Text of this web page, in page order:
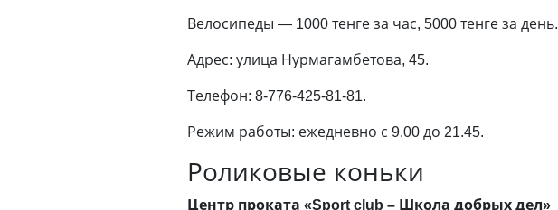
Велосипеды — 1000 тенге за час, 5000 тенге за день.
Адрес: улица Нурмагамбетова, 45.
Телефон: 8-776-425-81-81.
Режим работы: ежедневно с 9.00 до 21.45.
Роликовые коньки
Центр проката «Sport club – Школа добрых дел»